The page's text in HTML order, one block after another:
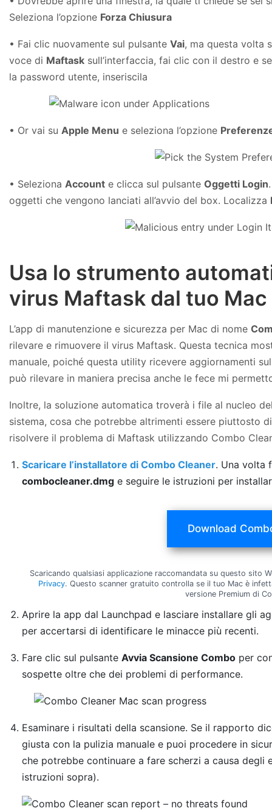
Seleziona l’opzione Forza Chiusura
• Fai clic nuovamente sul pulsante Vai, ma questa volta
voce di Maftask sull’interfaccia, fai clic con il destro e
la password utente, inseriscila
• Or vai su Apple Menu e seleziona l’opzione
• Seleziona Account e clicca sul pulsante Oggetti Login
oggetti che vengono lanciati all’avvio del box. Localizza
Usa lo strumento
virus Maftask dal tuo Mac
L’app di manutenzione e sicurezza per Mac di nome
rilevare e rimuovere il virus Maftask. Questa tecnica
manuale, poiché questa utility ricevere aggiornamenti
può rilevare in maniera precisa anche le fece mi
Inoltre, la soluzione automatica troverà i file al nucleo
sistema, cosa che potrebbe altrimenti essere piuttosto
risolvere il problema di Maftask utilizzando Combo
Scaricare l’installatore di Combo Cleaner. Una volta
combocleaner.dmg e seguire le istruzioni per
Download
Scaricando qualsiasi applicazione raccomandata su questo sito
Privacy. Questo scanner gratuito controlla se il tuo Mac è
versione Premium di
Aprire la app dal Launchpad e lasciare installare gli
per accertarsi di identificare le minacce più recenti.
Fare clic sul pulsanteAvvia Scansione Combo per
sospette oltre che dei problemi di performance.
Esaminare i risultati della scansione. Se il rapporto
giusta con la pulizia manuale e puoi procedere in
che potrebbe continuare a fare scherzi a causa
istruzioni sopra).